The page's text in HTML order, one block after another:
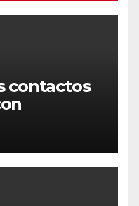
contactos
socio
de